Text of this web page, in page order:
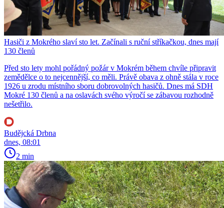
Hasiči z Mokrého slaví sto let. Začínali s ruční stříkačkou, dnes mají
130 členů
Před sto lety mohl pořádný požár v Mokrém během chvíle připravit
zemědělce o to nejcennější, co měli. Právě obava z ohně stála v roce
1926 u zrodu místního sboru dobrovolných hasičů. Dnes má SDH
Mokré 130 členů a na oslavách svého výročí se zábavou rozhodně
nešetřilo.
Budějcká Drbna
dnes, 08:01
2 min